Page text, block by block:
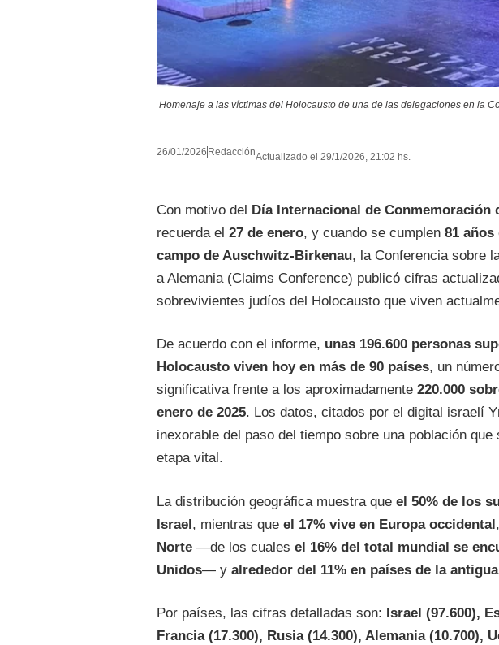
Homenaje a las víctimas del Holocausto de una de las delegaciones en la
26/01/2026 RedacciónActualizado el 29/1/2026, 21:02 hs.
Con motivo del Día Internacional de Conmemoración
recuerda el27 de enero, y cuando se cumplen81
campo de Auschwitz-Birkenau, la Conferencia sobre
a Alemania (Claims Conference) publicó cifras
sobrevivientes judíos del Holocausto que viven
De acuerdo con el informe, unas 196.600 personas
Holocausto viven hoy en más de 90 países, un
significativa frente a los aproximadamente220.000
enero de 2025. Los datos, citados por el digital israelí
inexorable del paso del tiempo sobre una población
etapa vital.
La distribución geográfica muestra queel 50% de los
Israel, mientras queel 17% vive en Europa occidental
Norte —de los cualesel 16% del total mundial se
Unidos— yalrededor del 11% en países de la
Por países, las cifras detalladas son: Israel (97.600),
Francia (17.300), Rusia (14.300), Alemania (10.700),